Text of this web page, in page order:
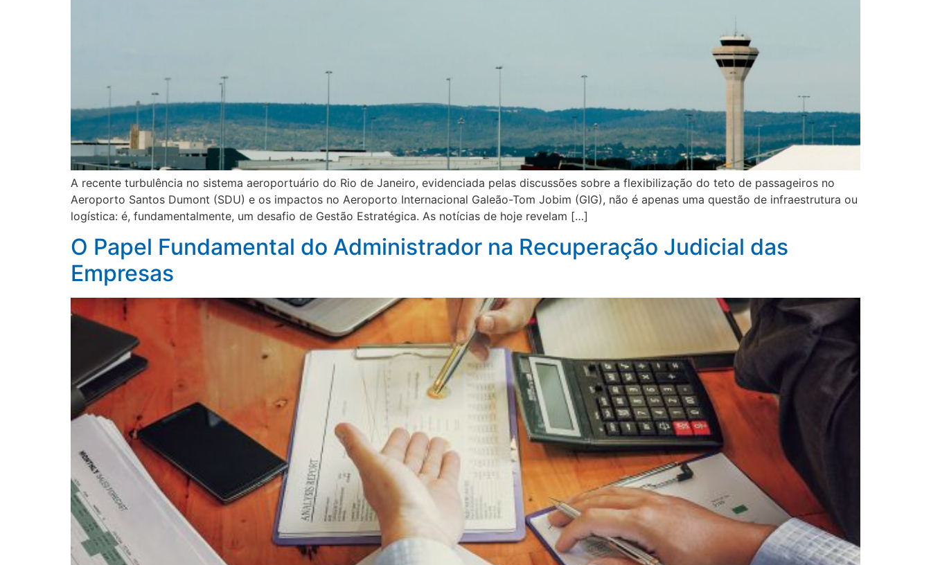
A recente turbulência no sistema aeroportuário do Rio de Janeiro, evidenciada pelas discussões sobre a flexibilização do teto de passageiros no
Aeroporto Santos Dumont (SDU) e os impactos no Aeroporto Internacional Galeão-Tom Jobim (GIG), não é apenas uma questão de infraestrutura ou
logística: é, fundamentalmente, um desafio de Gestão Estratégica. As notícias de hoje revelam […]
O Papel Fundamental do Administrador na Recuperação Judicial das
Empresas